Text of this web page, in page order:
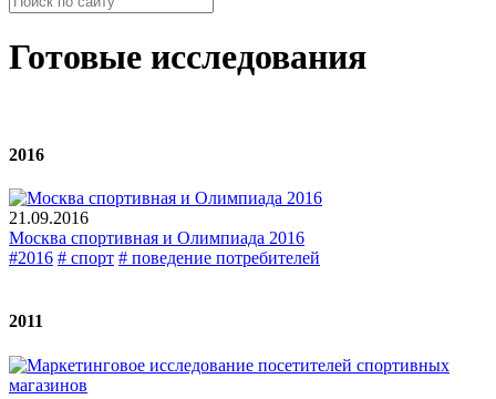
Готовые исследования
2016
21.09.2016
Москва спортивная и Олимпиада 2016
#2016 # спорт # поведение потребителей
2011